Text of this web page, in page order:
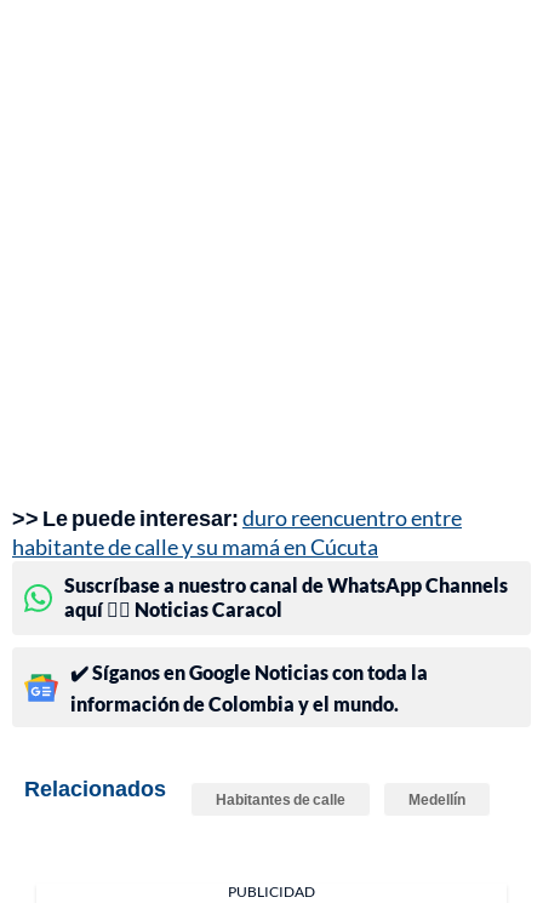
>> Le puede interesar:duro reencuentro entre
habitante de calle y su mamá en Cúcuta
Suscríbase a nuestro canal de WhatsApp Channels
aquí 👉🏻 Noticias Caracol
✔️ Síganos en Google Noticias con toda la
información de Colombia y el mundo.
Relacionados Habitantes de calle Medellín
PUBLICIDAD